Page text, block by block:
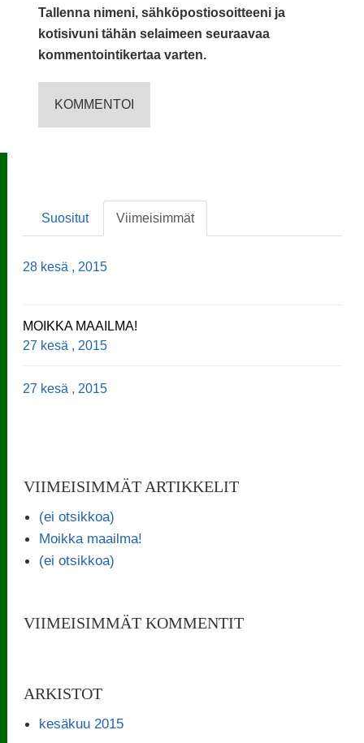
Tallenna nimeni, sähköpostiosoitteeni ja
kotisivuni tähän selaimeen seuraavaa
kommentointikertaa varten.
Suositut Viimeisimmät
28 kesä , 2015
MOIKKA MAAILMA!
27 kesä , 2015
27 kesä , 2015
VIIMEISIMMÄT ARTIKKELIT
(ei otsikkoa)
Moikka maailma!
(ei otsikkoa)
VIIMEISIMMÄT KOMMENTIT
ARKISTOT
kesäkuu 2015